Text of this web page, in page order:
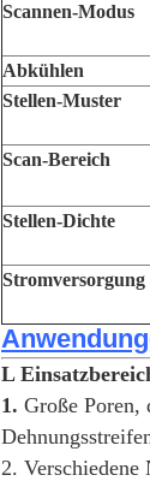
Scannen-Modus
Abkühlen
Stellen-Muster
Scan-Bereich
Stellen-Dichte
Stromversorgung
L
1. Große Poren,
2.